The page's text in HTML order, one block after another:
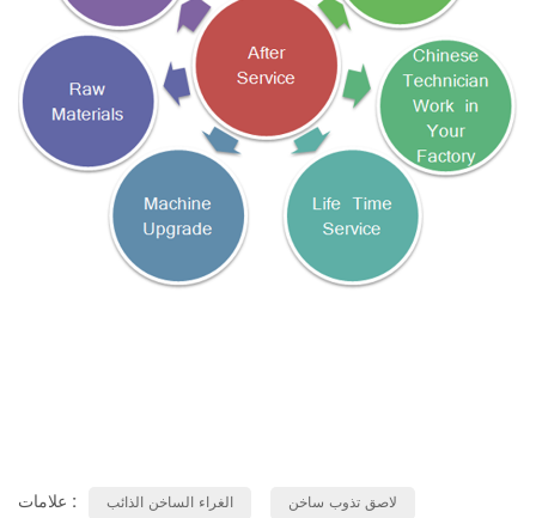
علامات : الغراء الساخن الذائب
لاصق تذوب ساخن